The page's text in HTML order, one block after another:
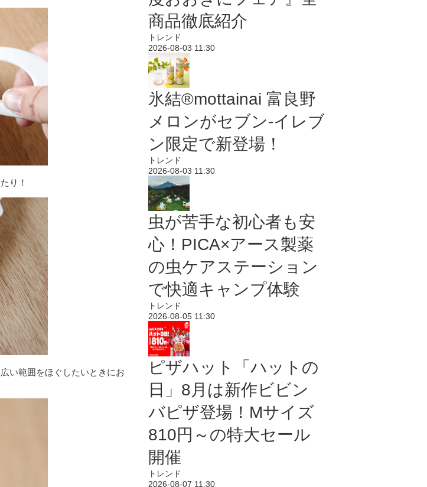
り！
い範囲をほぐしたいときにお
商品徹底紹介
トレンド
2026-08-03 11:30
氷結®mottainai 富良野
メロンがセブン‐イレブ
ン限定で新登場！
トレンド
2026-08-03 11:30
虫が苦手な初心者も安
心！PICA×アース製薬
の虫ケアステーション
で快適キャンプ体験
トレンド
2026-08-05 11:30
ピザハット「ハットの
日」8月は新作ビビン
バピザ登場！Mサイズ
810円～の特大セール
開催
トレンド
2026-08-07 11:30